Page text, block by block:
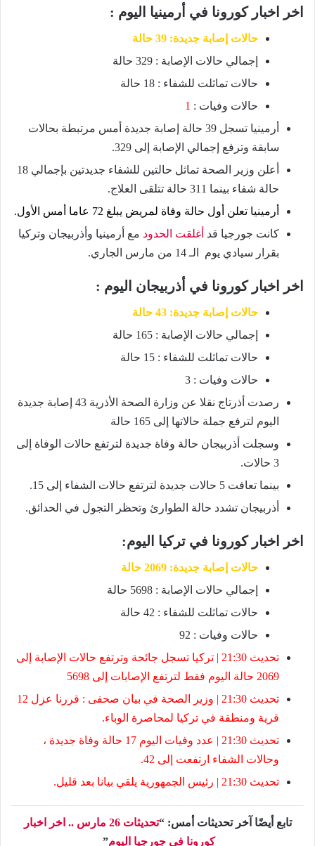
اخر اخبار كورونا في أرمينيا اليوم :
حالات إصابة جديدة: 39 حالة
إجمالي حالات الإصابة : 329 حالة
حالات تماثلت للشفاء : 18 حالة
حالات وفيات : 1
أرمينيا تسجل 39 حالة إصابة جديدة أمس مرتبطة بحالات
سابقة وترفع إجمالي الإصابة إلى 329.
أعلن وزير الصحة تماثل حالتين للشفاء جديدتين بإجمالي 18
حالة شفاء بينما 311 حالة تتلقى العلاج.
أرمينيا تعلن أول حالة وفاة لمريض يبلغ 72 عاما أمس الأول.
كانت جورجيا قد أغلقت الحدود مع أرمينيا وأذربيجان وتركيا
بقرار سيادي يوم الـ 14 من مارس الجاري.
اخر اخبار كورونا في أذربيجان اليوم :
حالات إصابة جديدة: 43 حالة
إجمالي حالات الإصابة : 165 حالة
حالات تماثلت للشفاء : 15 حالة
حالات وفيات : 3
رصدت أذرتاج نقلا عن وزارة الصحة الأذرية 43 إصابة جديدة
اليوم لترفع جملة حالاتها إلى 165 حالة
وسجلت أذربيجان حالة وفاة جديدة لترتفع حالات الوفاة إلى
3 حالات.
بينما تعافت 5 حالات جديدة لترتفع حالات الشفاء إلى 15.
أذربيجان تشدد حالة الطوارئ وتحظر التجول في الحدائق.
اخر اخبار كورونا في تركيا اليوم:
حالات إصابة جديدة: 2069 حالة
إجمالي حالات الإصابة : 5698 حالة
حالات تماثلت للشفاء : 42 حالة
حالات وفيات : 92
تحديث 21:30 | تركيا تسجل جائحة وترتفع حالات الإصابة إلى
2069 حالة اليوم فقط لترتفع الإصابات إلى 5698
تحديث 21:30 | وزير الصحة في بيان صحفى : قررنا عزل 12
قرية ومنطقة في تركيا لمحاصرة الوباء.
تحديث 21:30 | عدد وفيات اليوم 17 حالة وفاة جديدة ،
وحالات الشفاء ارتفعت إلى 42.
تحديث 21:30 | رئيس الجمهورية يلقي بيانا بعد قليل.
تابع أيضًا آخر تحديثات أمس: “
تحديثات 26 مارس .. اخر اخبار
كورونا في جورجيا اليوم”